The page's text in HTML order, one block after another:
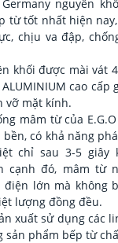
Germany nguyên
từ tốt nhất hiện
chịu va đập,
khối được mài vát
cao cấp
vỡ mặt kính.
mâm từ của
có khả năng
chỉ sau 3-5 giây
cạnh đó, mâm từ
điện lớn mà không
lượng đồng đều.
xuất sử dụng các
phẩm bếp từ